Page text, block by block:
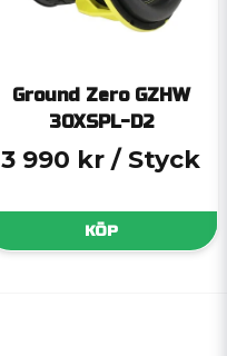
Ground Zero GZHW
30XSPL-D2
3 990 kr / Styck
KÖP